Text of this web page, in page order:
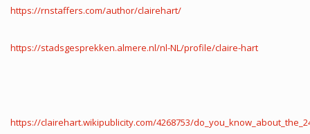
https://rnstaffers.com/author/clairehart/
https://stadsgesprekken.almere.nl/nl-NL/profile/claire-hart
https://clairehart.wikipublicity.com/4268753/